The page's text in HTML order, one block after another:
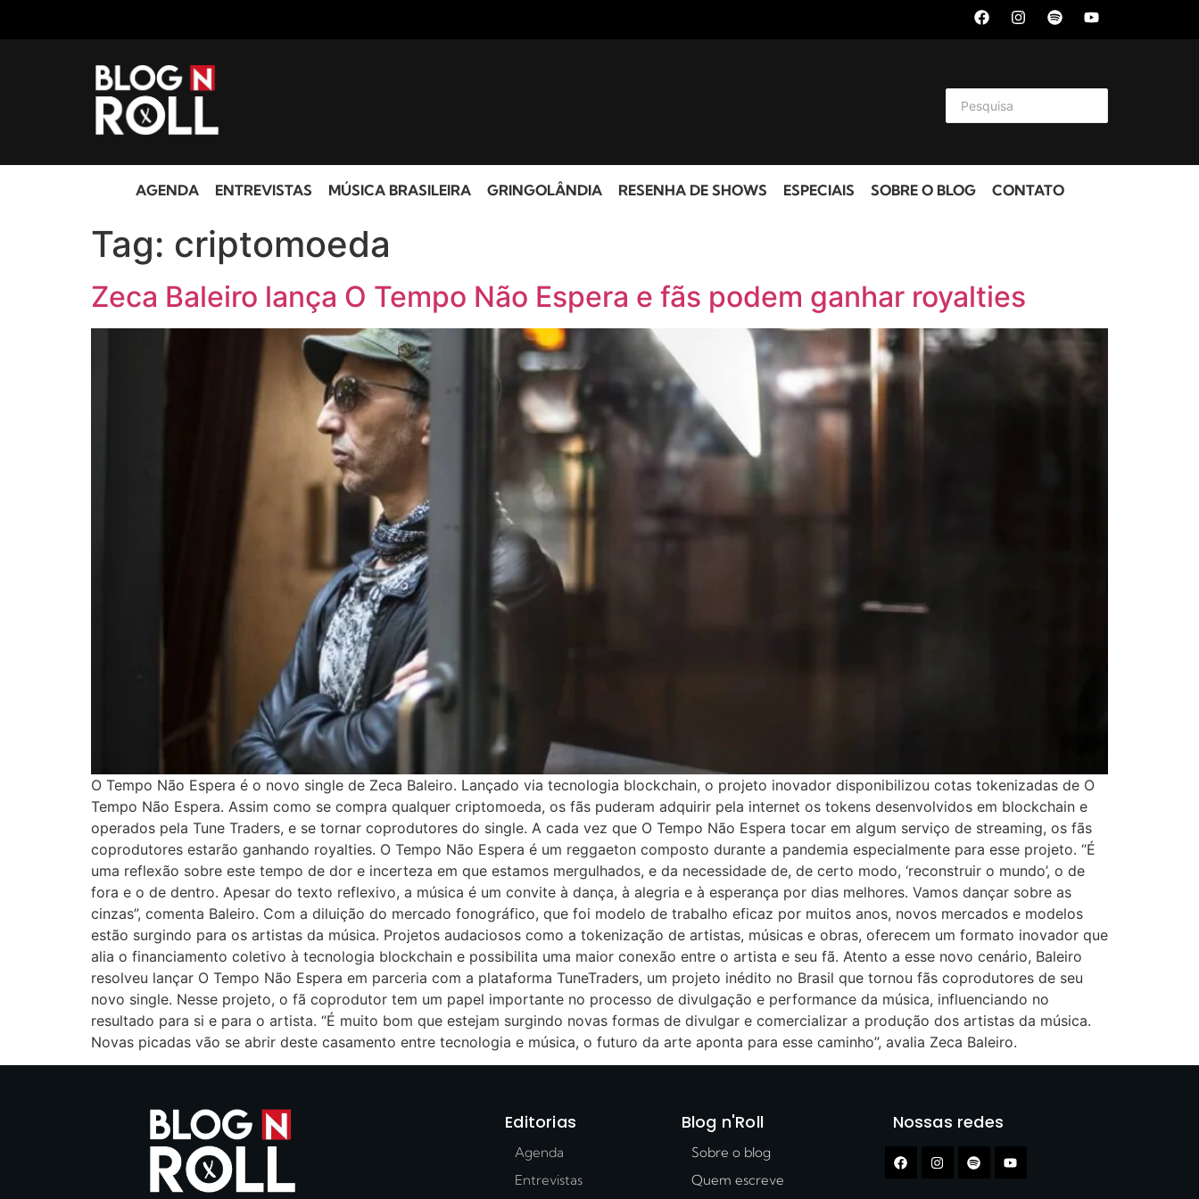
AGENDA ENTREVISTAS MÚSICA BRASILEIRA GRINGOLÂNDIA RESENHA DE SHOWS ESPECIAIS SOBRE O BLOG CONTATO
Tag: criptomoeda
Zeca Baleiro lança O Tempo Não Espera e fãs podem ganhar royalties
O Tempo Não Espera é o novo single de Zeca Baleiro. Lançado via tecnologia blockchain, o projeto inovador disponibilizou cotas tokenizadas de O
Tempo Não Espera. Assim como se compra qualquer criptomoeda, os fãs puderam adquirir pela internet os tokens desenvolvidos em blockchain e
operados pela Tune Traders, e se tornar coprodutores do single. A cada vez que O Tempo Não Espera tocar em algum serviço de streaming, os fãs
coprodutores estarão ganhando royalties. O Tempo Não Espera é um reggaeton composto durante a pandemia especialmente para esse projeto. “É
uma reflexão sobre este tempo de dor e incerteza em que estamos mergulhados, e da necessidade de, de certo modo, ‘reconstruir o mundo’, o de
fora e o de dentro. Apesar do texto reflexivo, a música é um convite à dança, à alegria e à esperança por dias melhores. Vamos dançar sobre as
cinzas”, comenta Baleiro. Com a diluição do mercado fonográfico, que foi modelo de trabalho eficaz por muitos anos, novos mercados e modelos
estão surgindo para os artistas da música. Projetos audaciosos como a tokenização de artistas, músicas e obras, oferecem um formato inovador que
alia o financiamento coletivo à tecnologia blockchain e possibilita uma maior conexão entre o artista e seu fã. Atento a esse novo cenário, Baleiro
resolveu lançar O Tempo Não Espera em parceria com a plataforma TuneTraders, um projeto inédito no Brasil que tornou fãs coprodutores de seu
novo single. Nesse projeto, o fã coprodutor tem um papel importante no processo de divulgação e performance da música, influenciando no
resultado para si e para o artista. “É muito bom que estejam surgindo novas formas de divulgar e comercializar a produção dos artistas da música.
Novas picadas vão se abrir deste casamento entre tecnologia e música, o futuro da arte aponta para esse caminho”, avalia Zeca Baleiro.
Editorias
Agenda
Entrevistas
Blog n'Roll
Sobre o blog
Quem escreve
Nossas redes